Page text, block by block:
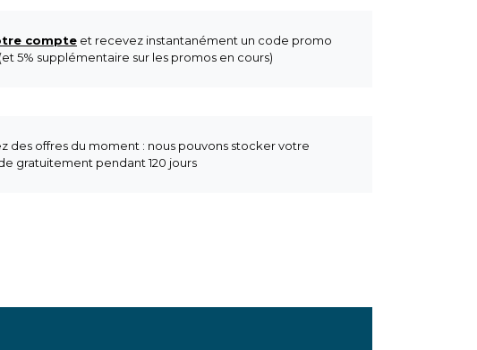
compte et recevez instantanément un code promo
5% supplémentaire sur les promos en cours)
des offres du moment : nous pouvons stocker votre
gratuitement pendant 120 jours